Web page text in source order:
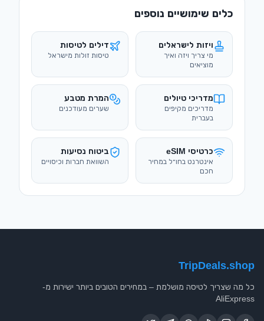
מדריכים מקיפים
בעברית
שערים מעודכנים
אינטרנט בחו״ל במחיר
חכם
השוואת חברות וכיסויים
TripDeals.shop
כל מה שצריך לטיסה מושלמת – במחירים הטובים ביותר ישירות מ-
AliExpress